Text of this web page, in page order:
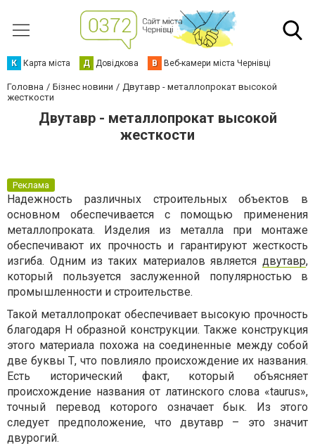
К Карта міста Д Довідкова В Веб-камери міста Чернівці
Головна Бізнес новини
Двутавр - металлопрокат высокой
жесткости
Двутавр - металлопрокат высокой
жесткости
Реклама
Надежность различных строительных объектов в
основном обеспечивается с помощью применения
металлопроката. Изделия из металла при монтаже
обеспечивают их прочность и гарантируют жесткость
изгиба. Одним из таких материалов является двутавр,
который пользуется заслуженной популярностью в
промышленности и строительстве.
Такой металлопрокат обеспечивает высокую прочность
благодаря Н образной конструкции. Также конструкция
этого материала похожа на соединенные между собой
две буквы Т, что повлияло происхождение их названия.
Есть исторический факт, который объясняет
происхождение названия от латинского слова «taurus»,
точный перевод которого означает бык. Из этого
следует предположение, что двутавр – это значит
двурогий.